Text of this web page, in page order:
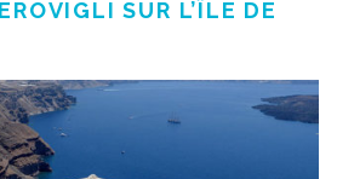
SUR L’ÎLE DE